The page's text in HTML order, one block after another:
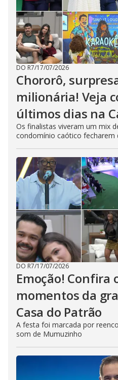
DO R7/17/07/2026
Chororô,
milionária! Veja
últimos dias na
Os finalistas viveram um mix
condomínio caótico fecharem
DO R7/17/07/2026
Emoção! Confira
momentos da
Casa do Patrão
A festa foi marcada por
som de Mumuzinho